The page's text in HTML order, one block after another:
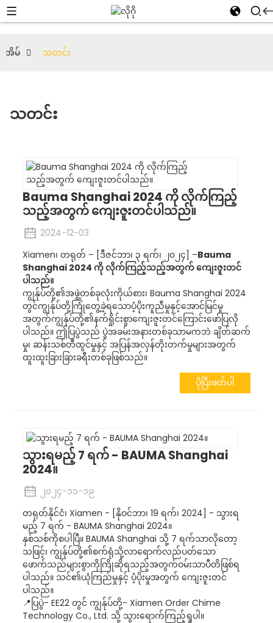
အိမ် သတင်း
သတင်း
Bauma Shanghai 2024 ကို လိုက်ကြည့်
သည့်အတွက် ကျေးဇူးတင်ပါသည်။
2024-12-03
Xiamen၊ တရုတ် – [ဒီဇင်ဘာ၊ ၃ ရက်၊ ၂၀၂၄] –Bauma
Shanghai 2024 ကို လိုက်ကြည့်သည့်အတွက် ကျေးဇူးတင်
ပါသည်။
ကျွန်ုပ်တို့၏အဖွဲ့တစ်ခုလုံးကိုယ်စား၊ Bauma Shanghai 2024
တွင်ကျွန်ုပ်တို့ကြုံတွေ့ခဲ့ရသောပံ့ပိုးကူညီမှုနှင့်အောင်မြင်မှု
အတွက်ကျွန်ုပ်တို့၏နက်ရှိုင်းစွာကျေးဇူးတင်ကြောင်းဖော်ပြလို
ပါသည်။ ဤပြပွဲသည် ပွဲအခမ်းအနားတစ်ခုသာမကဘဲ ချိတ်ဆက်
မှု၊ ဆန်းသစ်တီထွင်မှုနှင့် အပြန်အလှန်တိုးတက်မှုများအတွက်
ထူးထူးခြားခြားခရီးတစ်ခုဖြစ်သည်။
ပိုပြီးဖတ်ပါ
သွားရမည့် 7 ရက် - BAUMA Shanghai
2024။
၂၀၂၄-၁၁-၁၉
တရုတ်နိုင်ငံ၊ Xiamen - [နိုဝင်ဘာ၊ 19 ရက်၊ 2024] - သွားရ
မည့် 7 ရက် - BAUMA Shanghai 2024။
နှစ်သစ်ကိုစပါပြီ။ BAUMA Shanghai သို့ 7 ရက်သာလိုတော့
သဖြင့်၊ ကျွန်ုပ်တို့၏စက်ရုံသို့လာရောက်လည်ပတ်သော
ဖောက်သည်များစွာကိုကြိုဆိုရသည့်အတွက်ဝမ်းသာပီတိဖြစ်ရ
ပါသည်။ သင်၏ယုံကြည်မှုနှင့် ပံ့ပိုးမှုအတွက် ကျေးဇူးတင်
ပါသည်။
📍ပြပွဲ- EE22 တွင် ကျွန်ုပ်တို့- Xiamen Order Chime
Technology Co., Ltd. သို့ သွားရောက်ကြည့်ရှုပါ။